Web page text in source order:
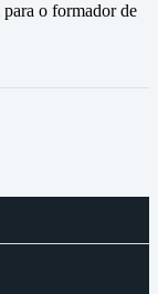
o formador de